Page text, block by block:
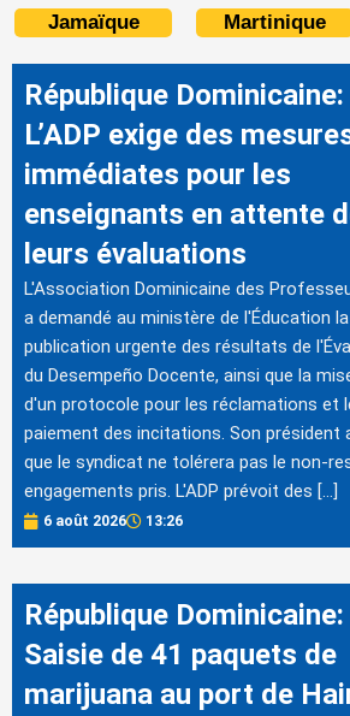
Jamaïque Martinique
République Dominicaine:
L’ADP exige des
immédiates pour les
enseignants en attente
leurs évaluations
L'Association Dominicaine des
a demandé au ministère de l'Éducation la
publication urgente des résultats de
du Desempeño Docente, ainsi que la
d'un protocole pour les réclamations et
paiement des incitations. Son président
que le syndicat ne tolérera pas le non-
engagements pris. L'ADP prévoit des […]
6 août 2026 13:26
République Dominicaine:
Saisie de 41 paquets de
marijuana au port de